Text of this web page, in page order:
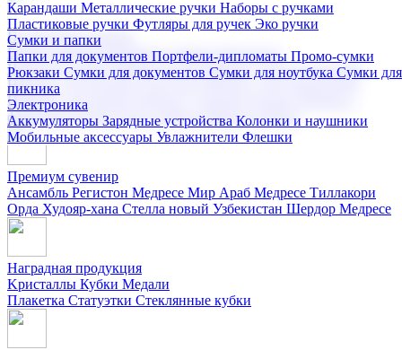
Карандаши Металлические ручки Наборы с ручками
Пластиковые ручки Футляры для ручек Эко ручки
Сумки и папки
Папки для документов Портфели-дипломаты Промо-сумки
Рюкзаки Сумки для документов Сумки для ноутбука Сумки для
пикника
Электроника
Аккумуляторы Зарядные устройства Колонки и наушники
Мобильные аксессуары Увлажнители Флешки
Подарочные наборы
Бизнес наборыКофейные наборы Кошельки
Наборы из кожиНаборы ручекНаборы с аккумуляторами
Наборы с бутылками для воды
Наборы с ежедневниками
Наборы с кружками
флешкамиНовогодние наборыЧайные наборы
Премиум сувенир
Ансамбль Регистон Медресе Мир Араб Медресе Тиллакори
Орда Худояр-хана Стелла новый Узбекистан Шердор Медресе
Наградная продукция
Kристаллы Кубки Медали
Плакетка Статуэтки Стеклянные кубки